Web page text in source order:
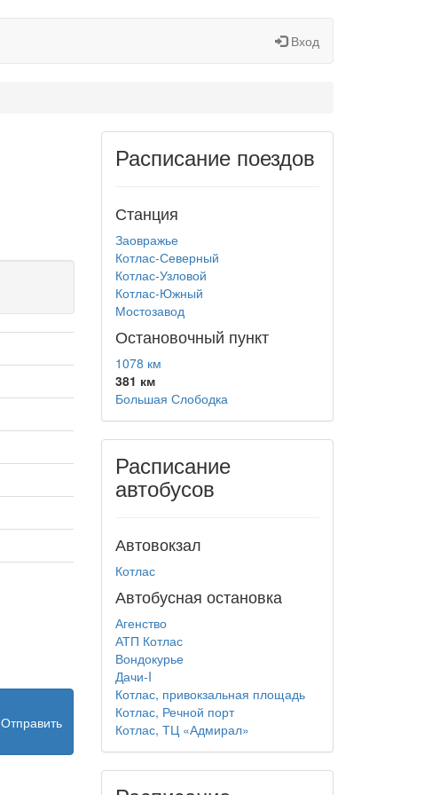
Вход
Отправить
Расписание поездов
Станция
Заовражье
Котлас-Северный
Котлас-Узловой
Котлас-Южный
Мостозавод
Остановочный пункт
1078 км
381 км
Большая Слободка
Расписание
автобусов
Автовокзал
Котлас
Автобусная остановка
Агенство
АТП Котлас
Вондокурье
Дачи-I
Котлас, привокзальная площадь
Котлас, Речной порт
Котлас, ТЦ «Адмирал»